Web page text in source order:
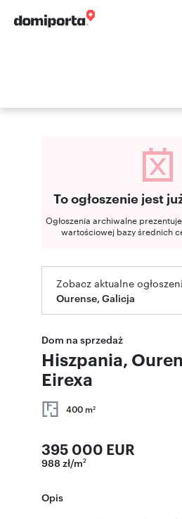
To ogłoszenie jest
Ogłoszenia archiwalne
wartościowej bazy średnich
Zobacz aktualne
Ourense, Galicja
Dom na sprzedaż
Hiszpania,
Eirexa
400 m2
395 000 EUR
988 zł/m2
Opis